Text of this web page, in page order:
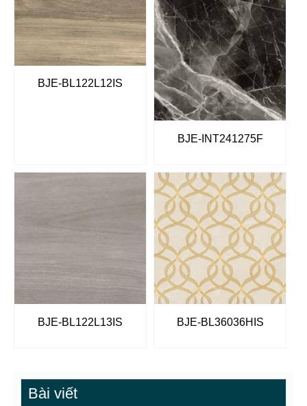
BJE-BL122L12IS
BJE-INT241275F
BJE-BL122L13IS BJE-BL36036HIS
Bài viết